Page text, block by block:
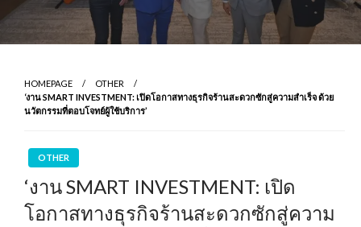
HOMEPAGE
OTHER
‘งาน SMART INVESTMENT: เปิดโอกาสทางธุรกิจร้านสะดวกซักสู่ความสำเร็จ ด้วย
นวัตกรรมที่ตอบโจทย์ผู้ใช้บริการ’
OTHER
‘งาน SMART INVESTMENT: เปิด
โอกาสทางธุรกิจร้านสะดวกซักสู่ความ